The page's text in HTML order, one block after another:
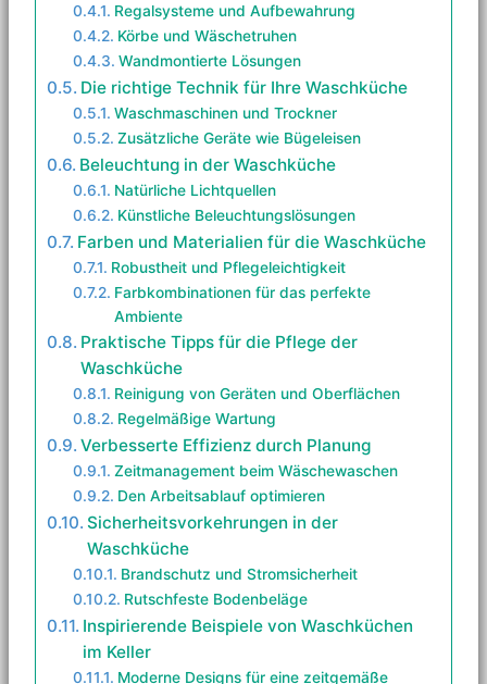
Regalsysteme und Aufbewahrung
Körbe und Wäschetruhen
Wandmontierte Lösungen
Die richtige Technik für Ihre Waschküche
Waschmaschinen und Trockner
Zusätzliche Geräte wie Bügeleisen
Beleuchtung in der Waschküche
Natürliche Lichtquellen
Künstliche Beleuchtungslösungen
Farben und Materialien für die Waschküche
Robustheit und Pflegeleichtigkeit
Farbkombinationen für das perfekte
Ambiente
Praktische Tipps für die Pflege der
Waschküche
Reinigung von Geräten und Oberflächen
Regelmäßige Wartung
Verbesserte Effizienz durch Planung
Zeitmanagement beim Wäschewaschen
Den Arbeitsablauf optimieren
Sicherheitsvorkehrungen in der
Waschküche
Brandschutz und Stromsicherheit
Rutschfeste Bodenbeläge
Inspirierende Beispiele von Waschküchen
im Keller
Moderne Designs für eine zeitgemäße